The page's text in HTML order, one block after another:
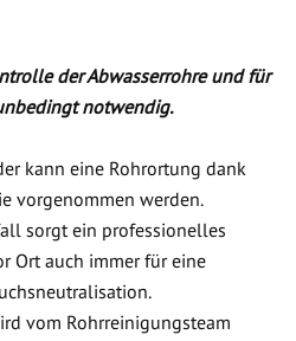
der Abwasserrohre und für
notwendig.
kann eine Rohrortung dank
vorgenommen werden.
sorgt ein professionelles
Ort auch immer für eine
vom Rohrreinigungsteam